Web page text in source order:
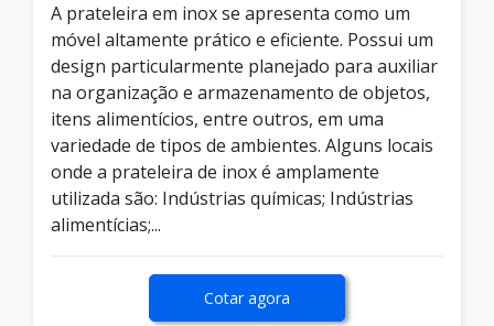
A prateleira em inox se apresenta como um
móvel altamente prático e eficiente. Possui um
design particularmente planejado para auxiliar
na organização e armazenamento de objetos,
itens alimentícios, entre outros, em uma
variedade de tipos de ambientes. Alguns locais
onde a prateleira de inox é amplamente
utilizada são: Indústrias químicas; Indústrias
alimentícias;...
Cotar agora